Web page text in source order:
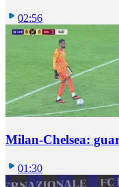
02:56
Milan-Chelsea:
01:30